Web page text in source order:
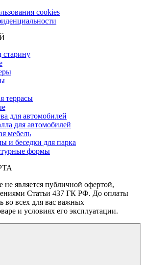
cookies
старину
террасы
для автомобилей
для автомобилей
мебель
и беседки для парка
формы
является публичной офертой,
Статьи 437 ГК РФ. До оплаты
во всех для вас важных
и условиях его эксплуатации.